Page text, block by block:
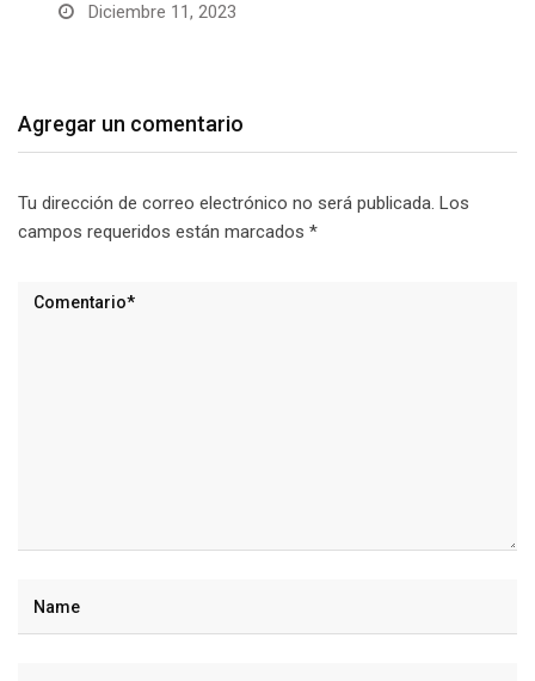
Diciembre 11, 2023
Agregar un comentario
Tu dirección de correo electrónico no será publicada. Los
campos requeridos están marcados *